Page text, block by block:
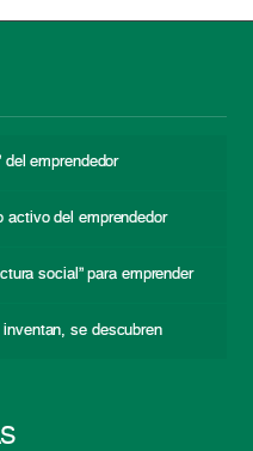
del emprendedor
activo del emprendedor
social” para emprender
se descubren